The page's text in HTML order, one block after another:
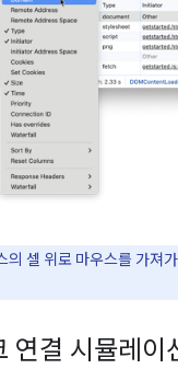
의 셀 위로 마우스를 가져
연결 시뮬레이